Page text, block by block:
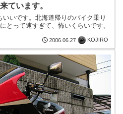
ています。
いです。北海道帰りのバイク乗り
とって速すぎて、怖いくらいです。
2006.06.27 KOJIRO